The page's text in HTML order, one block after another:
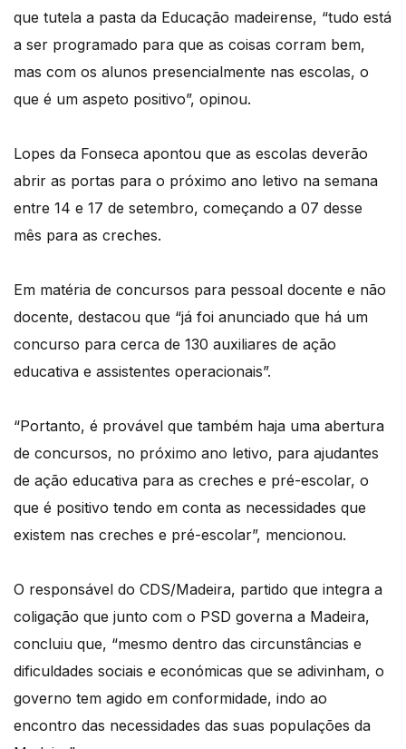
que tutela a pasta da Educação madeirense, “tudo está
a ser programado para que as coisas corram bem,
mas com os alunos presencialmente nas escolas, o
que é um aspeto positivo”, opinou.
Lopes da Fonseca apontou que as escolas deverão
abrir as portas para o próximo ano letivo na semana
entre 14 e 17 de setembro, começando a 07 desse
mês para as creches.
Em matéria de concursos para pessoal docente e não
docente, destacou que “já foi anunciado que há um
concurso para cerca de 130 auxiliares de ação
educativa e assistentes operacionais”.
“Portanto, é provável que também haja uma abertura
de concursos, no próximo ano letivo, para ajudantes
de ação educativa para as creches e pré-escolar, o
que é positivo tendo em conta as necessidades que
existem nas creches e pré-escolar”, mencionou.
O responsável do CDS/Madeira, partido que integra a
coligação que junto com o PSD governa a Madeira,
concluiu que, “mesmo dentro das circunstâncias e
dificuldades sociais e económicas que se adivinham, o
governo tem agido em conformidade, indo ao
encontro das necessidades das suas populações da